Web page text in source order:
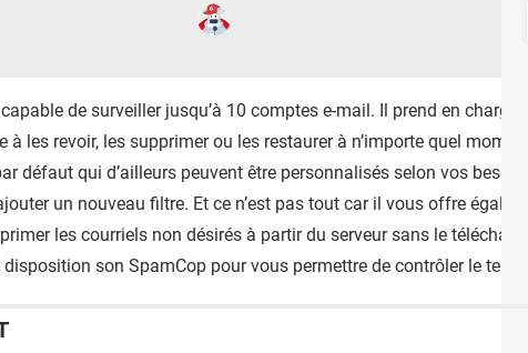
de surveiller jusqu’à 10 comptes e-mail. Il prend en charge
les revoir, les supprimer ou les restaurer à n’importe quel
défaut qui d’ailleurs peuvent être personnalisés selon vos
un nouveau filtre. Et ce n’est pas tout car il vous offre
les courriels non désirés à partir du serveur sans le
son SpamCop pour vous permettre de contrôler le temps